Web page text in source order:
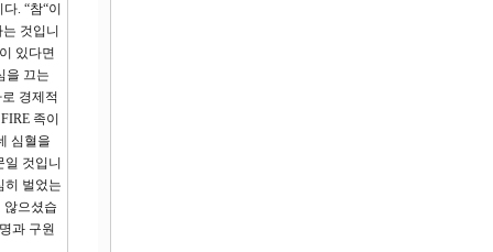
. “참“이
것입니
있다면
을 끄는
경제적
족이
심혈을
것입니
히 벌었는
않으셨습
과 구원